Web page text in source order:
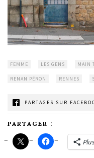
FEMME LES GENS MAIN
RENAN PÉRON RENNES
PARTAGES SUR
PARTAGER :